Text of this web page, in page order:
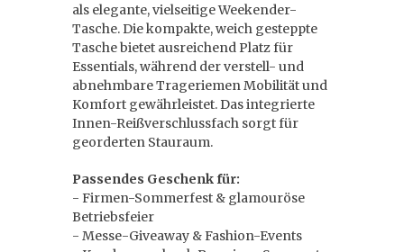
als elegante, vielseitige Weekender-
Tasche. Die kompakte, weich gesteppte
Tasche bietet ausreichend Platz für
Essentials, während der verstell- und
abnehmbare Trageriemen Mobilität und
Komfort gewährleistet. Das integrierte
Innen-Reißverschlussfach sorgt für
georderten Stauraum.
Passendes Geschenk für:
- Firmen-Sommerfest & glamouröse
Betriebsfeier
- Messe-Giveaway & Fashion-Events